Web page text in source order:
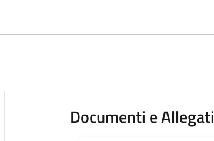
Documenti e Allegati